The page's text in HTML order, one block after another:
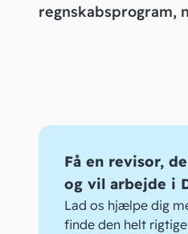
regnskabsprogram,
Få en revisor,
og vil arbejde i
Lad os hjælpe dig
finde den helt